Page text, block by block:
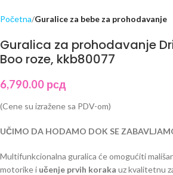
Početna Guralice za bebe za prohodavanje
Guralica za prohodavanje
Boo roze, kkb80077
6,790.00 рсд
(Cene su izražene sa PDV-om)
UČIMO DA HODAMO DOK SE
Multifunkcionalna guralica će omogućiti
motorike i učenje prvih koraka uz kvalitetnu